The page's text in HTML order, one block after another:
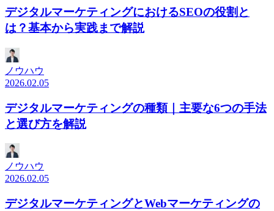
デジタルマーケティングにおけるSEOの役割と
は？基本から実践まで解説
ノウハウ
2026.02.05
デジタルマーケティングの種類｜主要な6つの手法
と選び方を解説
ノウハウ
2026.02.05
デジタルマーケティングとWebマーケティングの